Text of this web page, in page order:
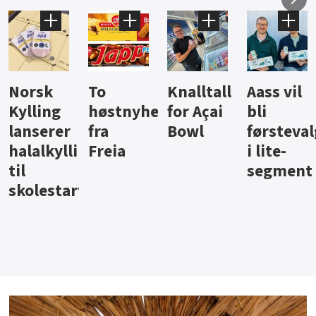
Knalltall
for Açai
Bowl
Aass vil
bli
førstevalg
i lite-
Brus og
jus fra
Berentsen
Hard
iste fra
Hansa